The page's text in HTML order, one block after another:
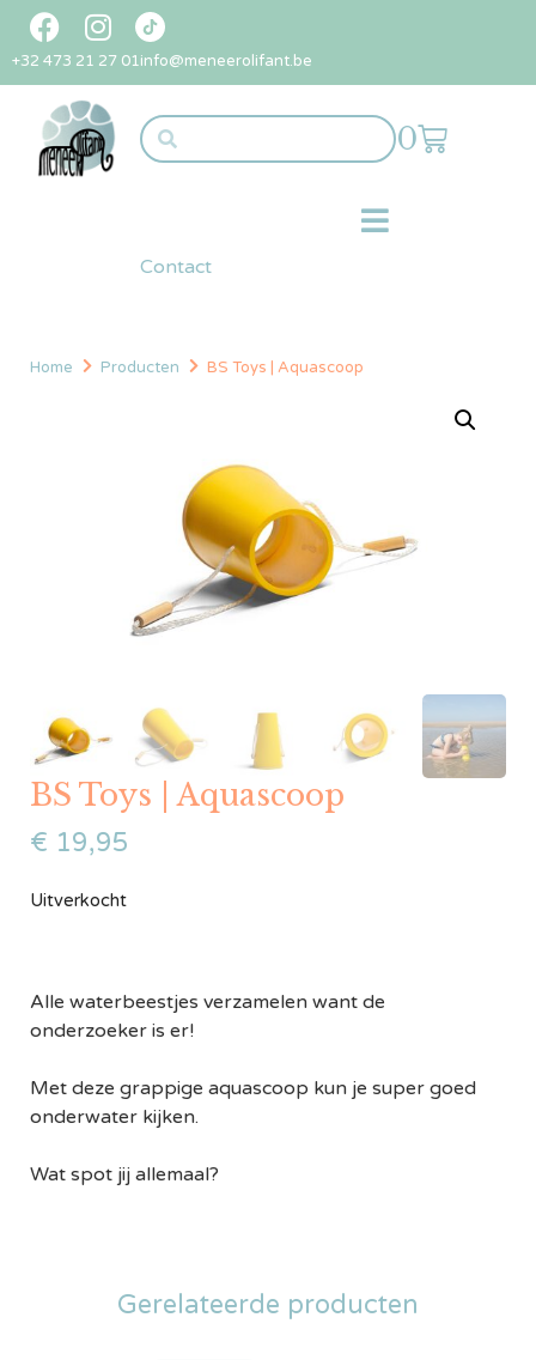
+32 473 21 27 01info@meneerolifant.be
0
Contact
Home Producten BS Toys | Aquascoop
BS Toys | Aquascoop
€ 19,95
Uitverkocht
Alle waterbeestjes verzamelen want de
onderzoeker is er!
Met deze grappige aquascoop kun je super goed
onderwater kijken.
Wat spot jij allemaal?
Gerelateerde producten